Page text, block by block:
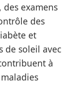
examens
des
et
de soleil avec
à